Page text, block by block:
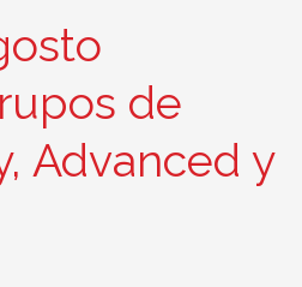
de
Advanced y